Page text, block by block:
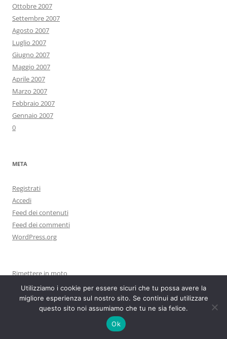
Ottobre 2007
Settembre 2007
Agosto 2007
Luglio 2007
Giugno 2007
Maggio 2007
Aprile 2007
Marzo 2007
Febbraio 2007
Gennaio 2007
0
META
Registrati
Accedi
Feed dei contenuti
Feed dei commenti
WordPress.org
Rimettere in moto
Cesare Viviani
Lucerne nella luce, di Lucio Brandodoro
Essere o non essere
Utilizziamo i cookie per essere sicuri che tu possa avere la
migliore esperienza sul nostro sito. Se continui ad utilizzare
questo sito noi assumiamo che tu ne sia felice.
Ok